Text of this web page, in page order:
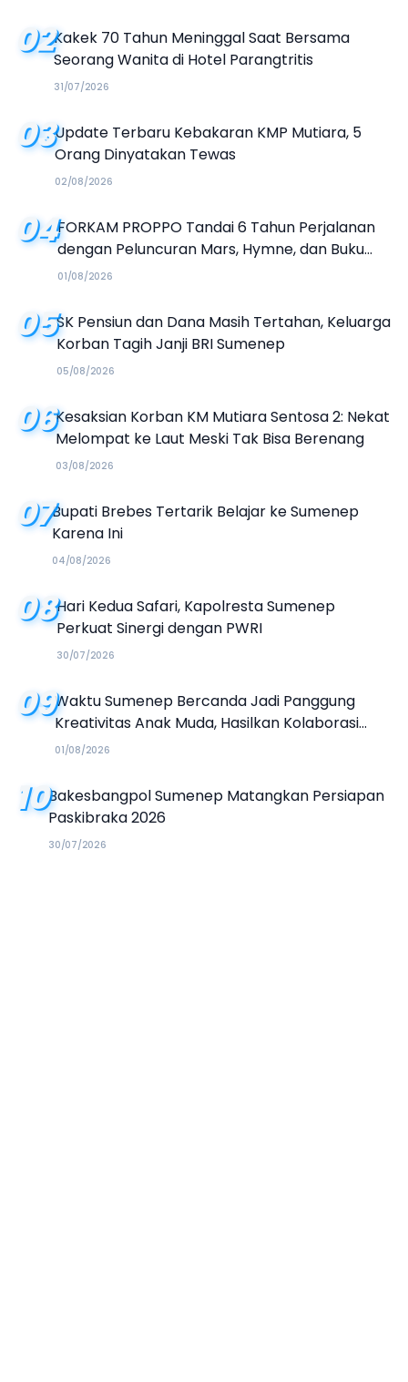
02Kakek 70 Tahun Meninggal Saat Bersama
Seorang Wanita di Hotel Parangtritis
31/07/2026
03Update Terbaru Kebakaran KMP Mutiara, 5
Orang Dinyatakan Tewas
02/08/2026
04FORKAM PROPPO Tandai 6 Tahun Perjalanan
dengan Peluncuran Mars, Hymne, dan Buku
Organisasi
01/08/2026
05SK Pensiun dan Dana Masih Tertahan, Keluarga
Korban Tagih Janji BRI Sumenep
05/08/2026
06Kesaksian Korban KM Mutiara Sentosa 2: Nekat
Melompat ke Laut Meski Tak Bisa Berenang
03/08/2026
07Bupati Brebes Tertarik Belajar ke Sumenep
Karena Ini
04/08/2026
08Hari Kedua Safari, Kapolresta Sumenep
Perkuat Sinergi dengan PWRI
30/07/2026
09Waktu Sumenep Bercanda Jadi Panggung
Kreativitas Anak Muda, Hasilkan Kolaborasi
Industri Kreatif
01/08/2026
10Bakesbangpol Sumenep Matangkan Persiapan
Paskibraka 2026
30/07/2026